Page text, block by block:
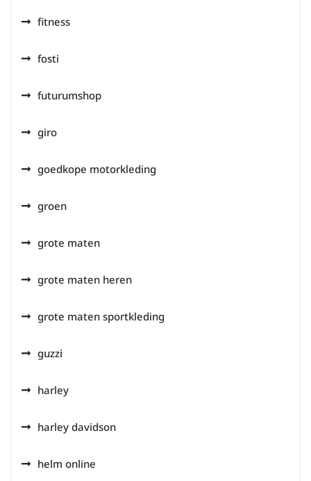
fitness
fosti
futurumshop
giro
goedkope motorkleding
groen
grote maten
grote maten heren
grote maten sportkleding
guzzi
harley
harley davidson
helm online